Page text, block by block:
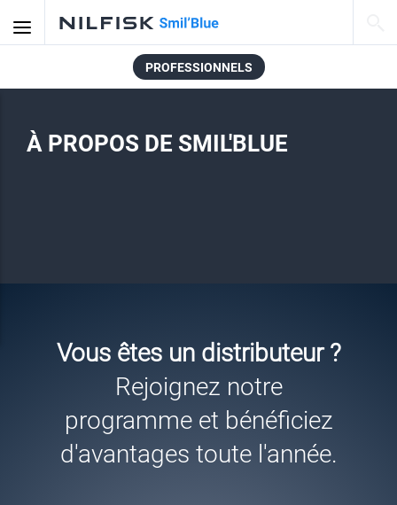
PROFESSIONNELS
À PROPOS DE SMIL'BLUE
Vous êtes un distributeur ?
Rejoignez notre
programme et bénéficiez
d'avantages toute l'année.